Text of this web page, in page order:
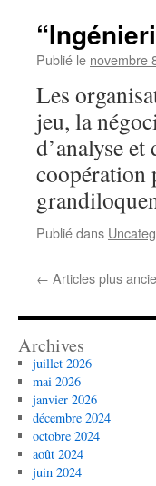
Publié le novembre
Les
jeu, la
d’analyse
coopération
Publié dans
← Articles plus
Archives
juillet 2026
mai 2026
janvier 2026
décembre 2024
octobre 2024
août 2024
juin 2024